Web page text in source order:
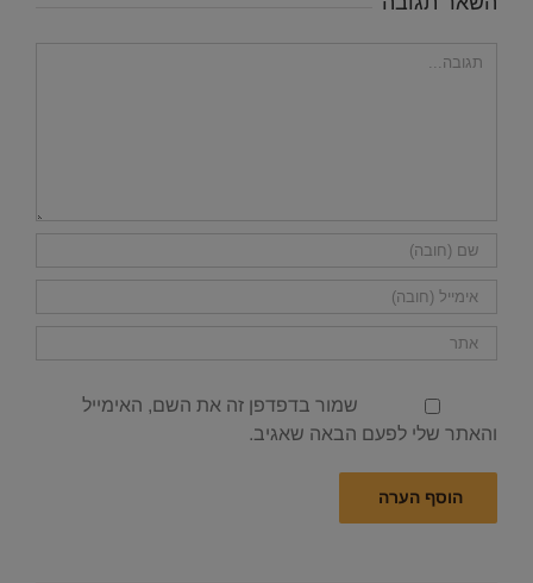
הערה
שמור בדפדפן זה את השם, האימייל
והאתר שלי לפעם הבאה שאגיב.